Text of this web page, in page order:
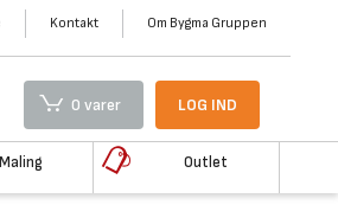
Kontakt Om Bygma Gruppen
0 varer LOG IND
Maling Outlet